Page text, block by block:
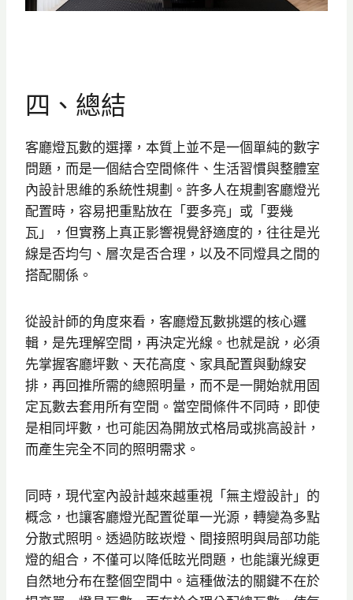
四、總結
客廳燈瓦數的選擇，本質上並不是一個單純的數字
問題，而是一個結合空間條件、生活習慣與整體室
內設計思維的系統性規劃。許多人在規劃客廳燈光
配置時，容易把重點放在「要多亮」或「要幾
瓦」，但實務上真正影響視覺舒適度的，往往是光
線是否均勻、層次是否合理，以及不同燈具之間的
搭配關係。
從設計師的角度來看，客廳燈瓦數挑選的核心邏
輯，是先理解空間，再決定光線。也就是說，必須
先掌握客廳坪數、天花高度、家具配置與動線安
排，再回推所需的總照明量，而不是一開始就用固
定瓦數去套用所有空間。當空間條件不同時，即使
是相同坪數，也可能因為開放式格局或挑高設計，
而產生完全不同的照明需求。
同時，現代室內設計越來越重視「無主燈設計」的
概念，也讓客廳燈光配置從單一光源，轉變為多點
分散式照明。透過防眩崁燈、間接照明與局部功能
燈的組合，不僅可以降低眩光問題，也能讓光線更
自然地分布在整個空間中。這種做法的關鍵不在於